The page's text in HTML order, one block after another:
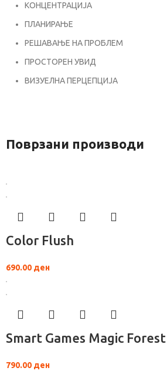
КОНЦЕНТРАЦИЈА
ПЛАНИРАЊЕ
РЕШАВАЊЕ НА ПРОБЛЕМ
ПРОСТОРЕН УВИД
ВИЗУЕЛНА ПЕРЦЕПЦИЈА
Поврзани производи
Color Flush
690.00 ден
Smart Games Magic Forest
790.00 ден